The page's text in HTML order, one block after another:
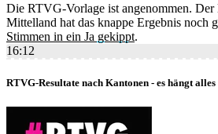
Die RTVG-Vorlage ist angenommen. Der
Mittelland hat das knappe Ergebnis noch
Stimmen in ein Ja gekippt.
16:12
RTVG-Resultate nach Kantonen - es hängt